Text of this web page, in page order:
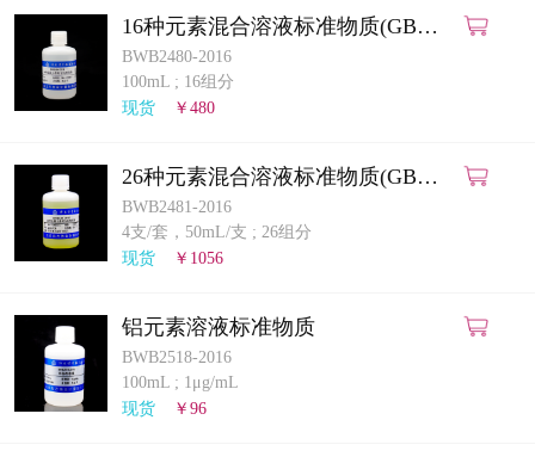
16种元素混合溶液标准物质(GB
5009.268-2025)(ICP-MS法)
BWB2480-2016
100mL ; 16组分
现货
￥480
26种元素混合溶液标准物质(GB
5009.268-2025)(ICP-MS法)
BWB2481-2016
4支/套，50mL/支 ; 26组分
现货
￥1056
铝元素溶液标准物质
BWB2518-2016
100mL ; 1μg/mL
现货
￥96